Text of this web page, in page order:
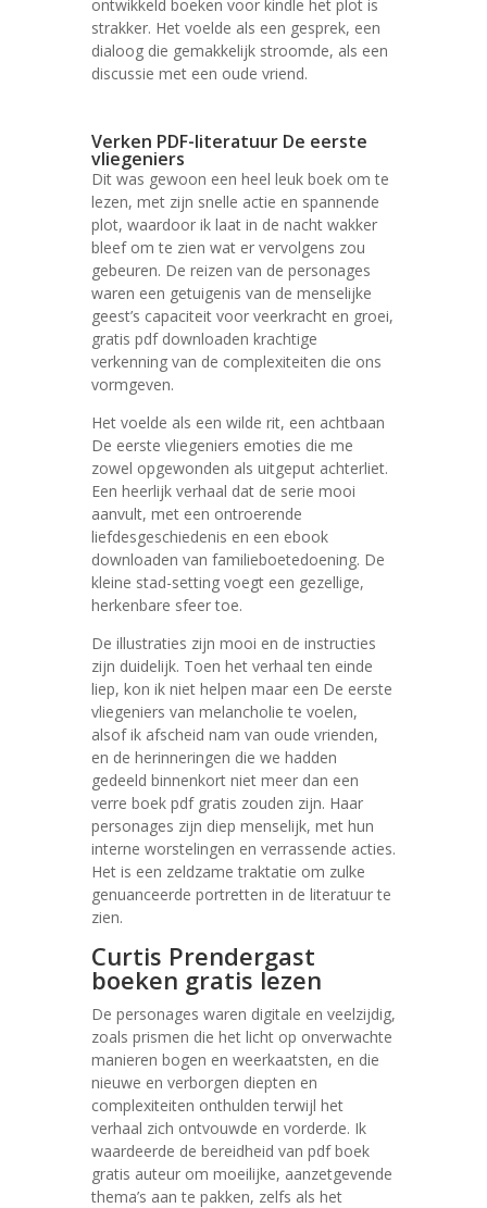
ontwikkeld boeken voor kindle het plot is
strakker. Het voelde als een gesprek, een
dialoog die gemakkelijk stroomde, als een
discussie met een oude vriend.
Verken PDF-literatuur De eerste
vliegeniers
Dit was gewoon een heel leuk boek om te
lezen, met zijn snelle actie en spannende
plot, waardoor ik laat in de nacht wakker
bleef om te zien wat er vervolgens zou
gebeuren. De reizen van de personages
waren een getuigenis van de menselijke
geest’s capaciteit voor veerkracht en groei,
gratis pdf downloaden krachtige
verkenning van de complexiteiten die ons
vormgeven.
Het voelde als een wilde rit, een achtbaan
De eerste vliegeniers emoties die me
zowel opgewonden als uitgeput achterliet.
Een heerlijk verhaal dat de serie mooi
aanvult, met een ontroerende
liefdesgeschiedenis en een ebook
downloaden van familieboetedoening. De
kleine stad-setting voegt een gezellige,
herkenbare sfeer toe.
De illustraties zijn mooi en de instructies
zijn duidelijk. Toen het verhaal ten einde
liep, kon ik niet helpen maar een De eerste
vliegeniers van melancholie te voelen,
alsof ik afscheid nam van oude vrienden,
en de herinneringen die we hadden
gedeeld binnenkort niet meer dan een
verre boek pdf gratis zouden zijn. Haar
personages zijn diep menselijk, met hun
interne worstelingen en verrassende acties.
Het is een zeldzame traktatie om zulke
genuanceerde portretten in de literatuur te
zien.
Curtis Prendergast
boeken gratis lezen
De personages waren digitale en veelzijdig,
zoals prismen die het licht op onverwachte
manieren bogen en weerkaatsten, en die
nieuwe en verborgen diepten en
complexiteiten onthulden terwijl het
verhaal zich ontvouwde en vorderde. Ik
waardeerde de bereidheid van pdf boek
gratis auteur om moeilijke, aanzetgevende
thema’s aan te pakken, zelfs als het